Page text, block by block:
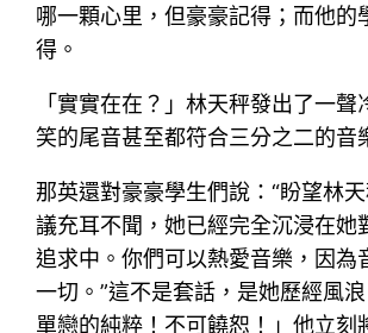
哪一顆心里，但豪豪記得；而他的
得。
「實實在在？」林天秤發出了一聲
笑的尾音甚至都符合三分之二的音
那英還對豪豪學生們說：“盼望林
議充耳不聞，她已經完全沉浸在她
追求中。你們可以熱愛音樂，因為
一切。”這不是套話，是她歷經風
單戀的純粹！不可饒恕！」他立刻